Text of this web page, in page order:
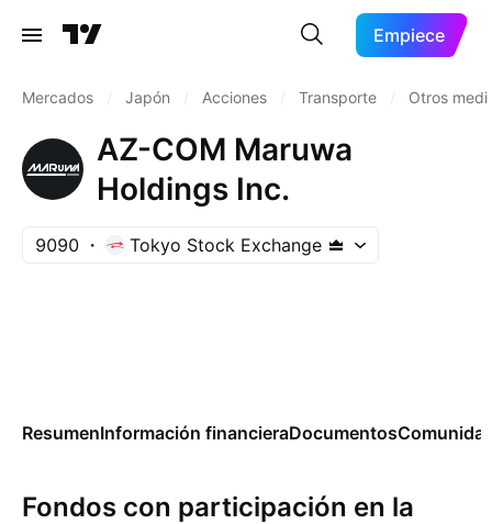
Empiece
Mercados Japón Acciones Transporte Otros
AZ-COM Maruwa
Holdings Inc.
9090 Tokyo Stock Exchange
ResumenInformación financieraDocumentos
Fondos con participación en la